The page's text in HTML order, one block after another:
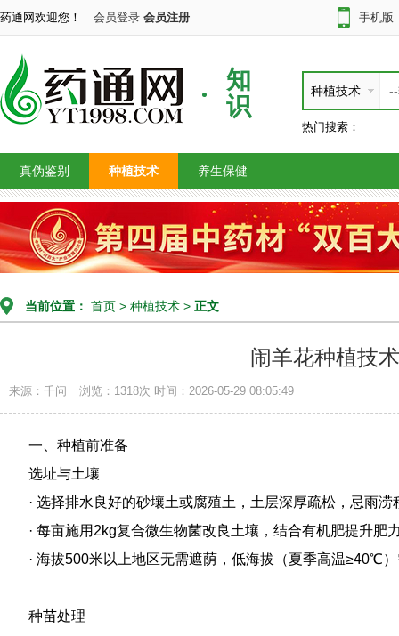
药通网欢迎您！ 会员登录 会员注册 手机版
知
识
种植技术
热门搜索：
真伪鉴别 种植技术 养生保健
当前位置： 首页 > 种植技术 > 正文
闹羊花种植技术
来源：千问 浏览：1318次 时间：2026-05-29 08:05:49
一、种植前准备
选址与土壤
· 选择排水良好的砂壤土或腐殖土，土层深厚疏松，忌雨涝
· 每亩施用2kg复合微生物菌改良土壤，结合有机肥提升肥
· 海拔500米以上地区无需遮荫，低海拔（夏季高温≥40℃
种苗处理